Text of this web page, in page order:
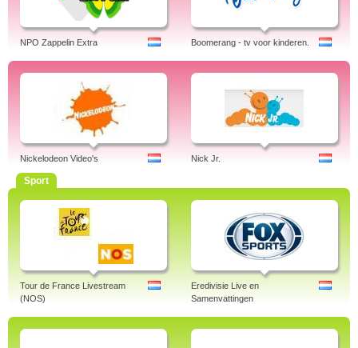
NPO Zappelin Extra Boomerang - tv voor kinderen.
Nickelodeon Video's Nick Jr.
Sport
Tour de France Livestream
(NOS)
Eredivisie Live en
Samenvattingen